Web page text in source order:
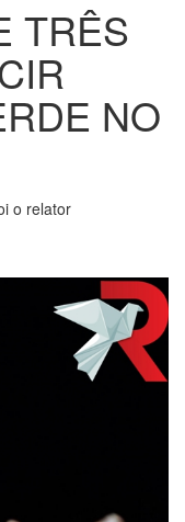
TRÊS
NO
o relator